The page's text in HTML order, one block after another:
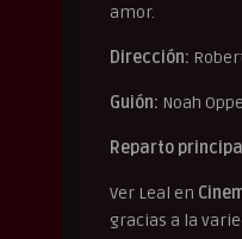
amor.
Dirección:
Guión: Noah
Reparto
Ver Leal en
gracias a la